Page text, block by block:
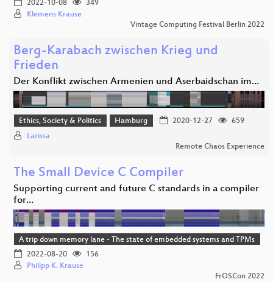
2022-10-08
349
Klemens Krause
Vintage Computing Festival Berlin 2022
Berg-Karabach zwischen Krieg und
Frieden
Der Konflikt zwischen Armenien und Aserbaidschan im…
Ethics, Society & Politics Hamburg 2020-12-27
659
Larissa
Remote Chaos Experience
The Small Device C Compiler
Supporting current and future C standards in a compiler
for…
A trip down memory lane - The state of embedded systems and TPMs
2022-08-20
156
Philipp K. Krause
FrOSCon 2022